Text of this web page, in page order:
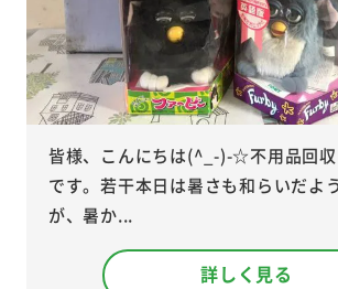
皆様、こんにちは(^_-)-☆不用品回
です。若干本日は暑さも和らいだよ
が、暑か...
詳しく見る